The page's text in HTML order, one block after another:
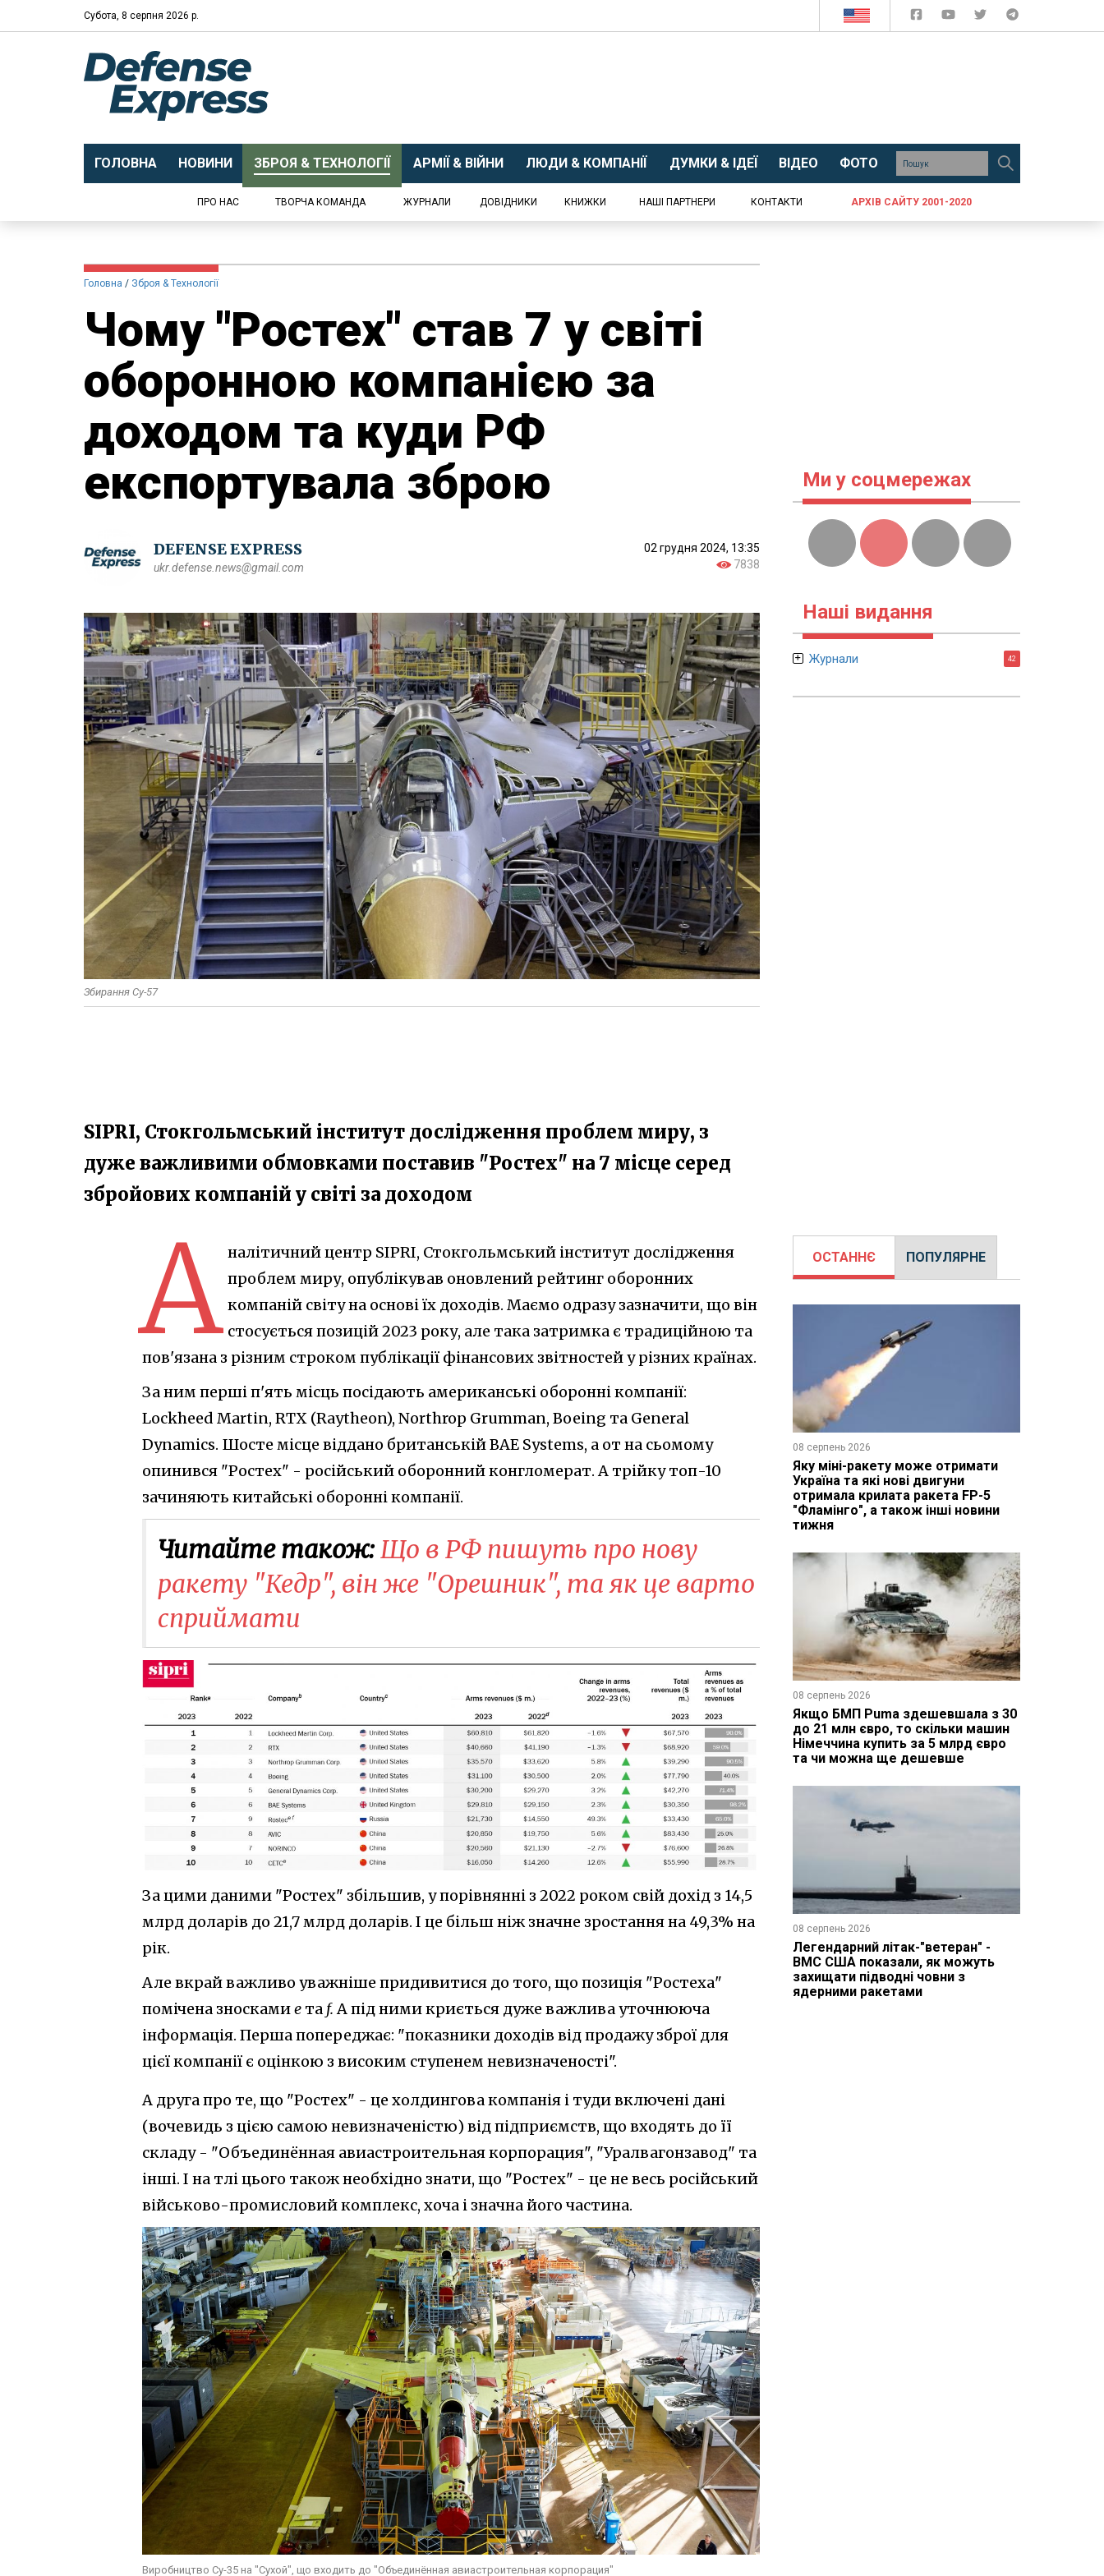
Субота, 8 серпня 2026 р.
ГОЛОВНА НОВИНИ ЗБРОЯ & ТЕХНОЛОГІЇ АРМІЇ & ВІЙНИ ЛЮДИ & КОМПАНІЇ ДУМКИ & ІДЕЇ ВІДЕО ФОТО
ПРО НАС ТВОРЧА КОМАНДА ЖУРНАЛИ ДОВІДНИКИ КНИЖКИ НАШІ ПАРТНЕРИ КОНТАКТИ АРХІВ САЙТУ 2001-2020
Головна Зброя & Технології
Чому "Ростех" став 7 у світі
оборонною компанією за
доходом та куди РФ
експортувала зброю
DEFENSE EXPRESS
ukr.defense.news@gmail.com
02 грудня 2024, 13:35
7838
Збирання Су-57
SIPRI, Стокгольмський інститут дослідження проблем миру, з
дуже важливими обмовками поставив "Ростех" на 7 місце серед
збройових компаній у світі за доходом
А налітичний центр SIPRI, Стокгольмський інститут дослідження
проблем миру, опублікував оновлений рейтинг оборонних
компаній світу на основі їх доходів. Маємо одразу зазначити, що він
стосується позицій 2023 року, але така затримка є традиційною та
пов'язана з різним строком публікації фінансових звітностей у різних країнах.
За ним перші п'ять місць посідають американські оборонні компанії:
Lockheed Martin, RTX (Raytheon), Northrop Grumman, Boeing та General
Dynamics. Шосте місце віддано британській BAE Systems, а от на сьомому
опинився "Ростех" - російський оборонний конгломерат. А трійку топ-10
зачиняють китайські оборонні компанії.
Читайте також:Що в РФ пишуть про нову
ракету "Кедр", він же "Орешник", та як це варто
сприймати
За цими даними "Ростех" збільшив, у порівнянні з 2022 роком свій дохід з 14,5
млрд доларів до 21,7 млрд доларів. І це більш ніж значне зростання на 49,3% на
рік.
Але вкрай важливо уважніше придивитися до того, що позиція "Ростеха"
помічена зноскамиe та f.А під ними криється дуже важлива уточнююча
інформація. Перша попереджає: "показники доходів від продажу зброї для
цієї компанії є оцінкою з високим ступенем невизначеності".
А друга про те, що "Ростех" - це холдингова компанія і туди включені дані
(вочевидь з цією самою невизначеністю) від підприємств, що входять до її
складу - "Объединённая авиастроительная корпорация", "Уралвагонзавод" та
інші. І на тлі цього також необхідно знати, що "Ростех" - це не весь російський
військово-промисловий комплекс, хоча і значна його частина.
Виробництво Су-35 на "Сухой", що входить до "Объединённая авиастроительная корпорация"
Ми у соцмережах
Наші видання
Журнали 42
ОСТАННЄ ПОПУЛЯРНЕ
08 серпень 2026
Яку міні-ракету може отримати
Україна та які нові двигуни
отримала крилата ракета FP-5
"Фламінго", а також інші новини
тижня
08 серпень 2026
Якщо БМП Puma здешевшала з 30
до 21 млн євро, то скільки машин
Німеччина купить за 5 млрд євро
та чи можна ще дешевше
08 серпень 2026
Легендарний літак-"ветеран" -
ВМС США показали, як можуть
захищати підводні човни з
ядерними ракетами